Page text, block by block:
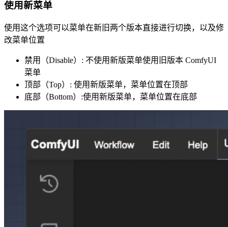
使用新菜单
使用这个选项可以菜单在新旧两个版本直接进行切换，以及修
改菜单位置
禁用（Disable）: 不使用新版菜单使用旧版本 ComfyUI
菜单
顶部（Top）: 使用新版菜单，菜单位置在顶部
底部（Bottom）:使用新版菜单，菜单位置在底部